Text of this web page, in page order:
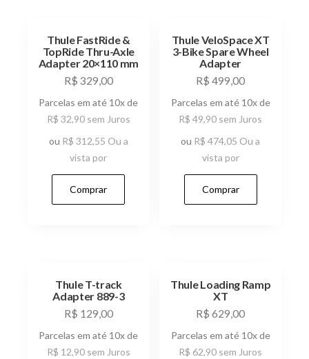
Thule FastRide &
TopRide Thru-Axle
Adapter 20×110 mm
R$ 329,00
Parcelas em até 10x de
R$ 32,90 sem Juros
ou R$ 312,55 Ou a
vista por
Comprar
Thule VeloSpace XT
3-Bike Spare Wheel
Adapter
R$ 499,00
Parcelas em até 10x de
R$ 49,90 sem Juros
ou R$ 474,05 Ou a
vista por
Comprar
Thule T-track
Adapter 889-3
R$ 129,00
Parcelas em até 10x de
R$ 12,90 sem Juros
Thule Loading Ramp
XT
R$ 629,00
Parcelas em até 10x de
R$ 62,90 sem Juros